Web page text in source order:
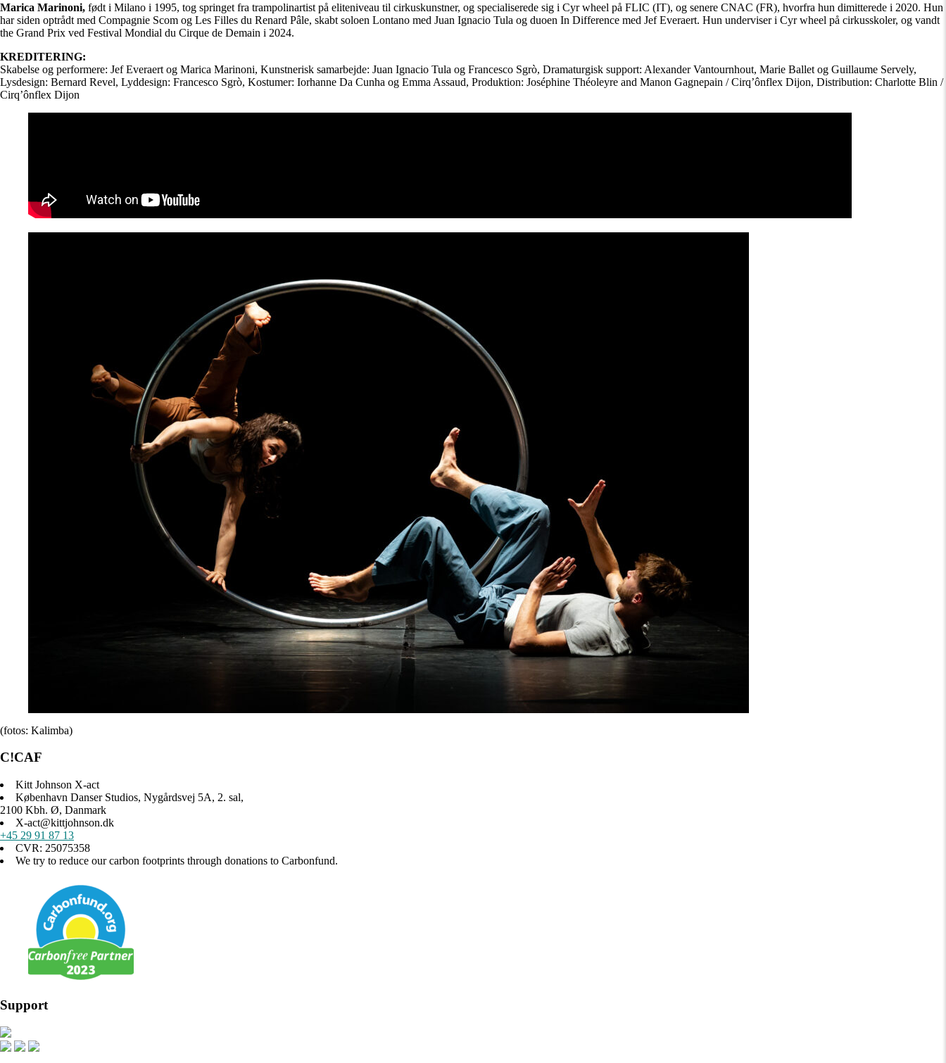
Marica Marinoni, født i Milano i 1995, tog springet fra trampolinartist på eliteniveau til cirkuskunstner, og specialiserede sig i Cyr wheel på FLIC (IT), og senere CNAC (FR), hvorfra hun dimitterede i 2020. Hun
har siden optrådt med Compagnie Scom og Les Filles du Renard Pâle, skabt soloen Lontano med Juan Ignacio Tula og duoen In Difference med Jef Everaert. Hun underviser i Cyr wheel på cirkusskoler, og vandt
the Grand Prix ved Festival Mondial du Cirque de Demain i 2024.
KREDITERING:
Skabelse og performere: Jef Everaert og Marica Marinoni, Kunstnerisk samarbejde: Juan Ignacio Tula og Francesco Sgrò, Dramaturgisk support: Alexander Vantournhout, Marie Ballet og Guillaume Servely,
Lysdesign: Bernard Revel, Lyddesign: Francesco Sgrò, Kostumer: Iorhanne Da Cunha og Emma Assaud, Produktion: Joséphine Théoleyre and Manon Gagnepain / Cirq’ônflex Dijon, Distribution: Charlotte Blin /
Cirq’ônflex Dijon
(fotos: Kalimba)
C!CAF
Kitt Johnson X-act
København Danser Studios, Nygårdsvej 5A, 2. sal,
2100 Kbh. Ø, Danmark
X-act@kittjohnson.dk
+45 29 91 87 13
CVR: 25075358
We try to reduce our carbon footprints through donations to Carbonfund.
Support